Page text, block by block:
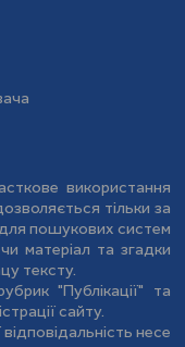
використання
тільки за
пошукових систем
матеріал та згадки
тексту.
"Публікації" та
сайту.
несе